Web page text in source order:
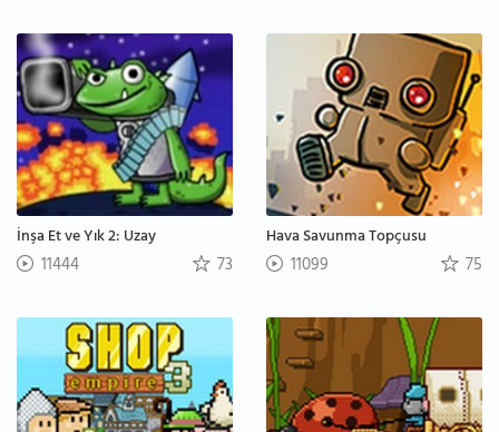
İnşa Et ve Yık 2: Uzay
11444 73
Hava Savunma Topçusu
11099 75